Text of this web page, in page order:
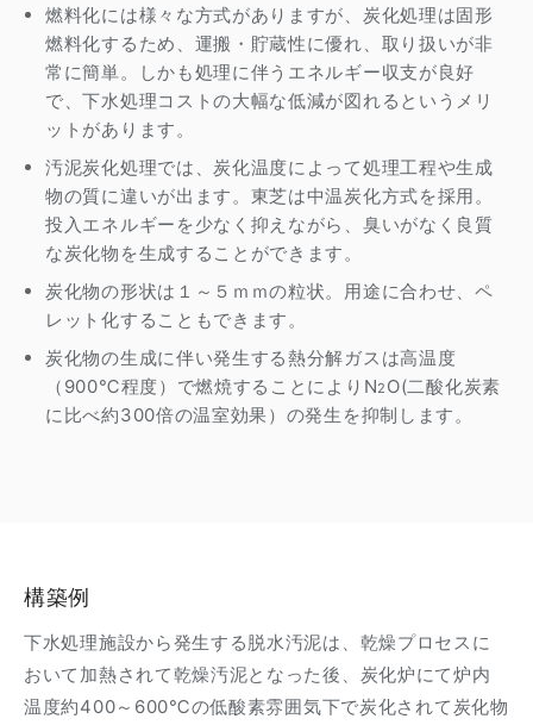
燃料化には様々な方式がありますが、炭化処理は固形
燃料化するため、運搬・貯蔵性に優れ、取り扱いが非
常に簡単。しかも処理に伴うエネルギー収支が良好
で、下水処理コストの大幅な低減が図れるというメリ
ットがあります。
汚泥炭化処理では、炭化温度によって処理工程や生成
物の質に違いが出ます。東芝は中温炭化方式を採用。
投入エネルギーを少なく抑えながら、臭いがなく良質
な炭化物を生成することができます。
炭化物の形状は１～５ｍｍの粒状。用途に合わせ、ペ
レット化することもできます。
炭化物の生成に伴い発生する熱分解ガスは高温度
（900℃程度）で燃焼することによりN2 O(二酸化炭素
に比べ約300倍の温室効果）の発生を抑制します。
構築例
下水処理施設から発生する脱水汚泥は、乾燥プロセスに
おいて加熱されて乾燥汚泥となった後、炭化炉にて炉内
温度約400～600℃の低酸素雰囲気下で炭化されて炭化物